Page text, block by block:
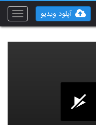
Toggle
آپلود ویدیو